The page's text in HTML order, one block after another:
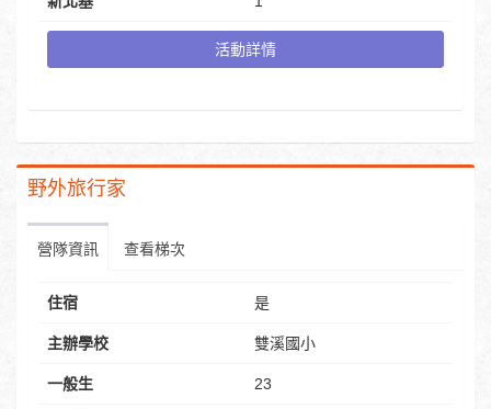
活動詳情
野外旅行家
營隊資訊 查看梯次
住宿 是
主辦學校 雙溪國小
一般生 23